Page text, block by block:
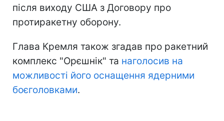
після виходу США з Договору про
протиракетну оборону.
Глава Кремля також згадав про ракетний
комплекс "Орєшнік" та наголосив на
можливості його оснащення ядерними
боєголовками.